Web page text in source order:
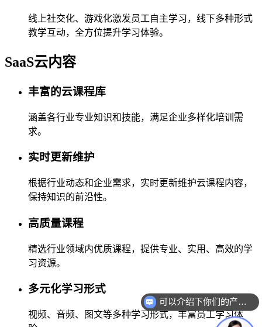
线上社交化、游戏化激发员工自主学习，线下多种形式
教学互动，全方位提升学习体验。
SaaS云内容
丰富的云课程库
涵盖各行业专业知识和技能，满足企业多样化培训需
求。
实时更新维护
根据行业动态和企业需求，实时更新维护云课程内容，
保持知识的前沿性。
高质量课程
精选行业领域内优质课程，提供专业、实用、高效的学
习资源。
多元化学习形式
视频、音频、图文等多种学习形式，丰富员工学习体
可以介绍下你们的产品么？